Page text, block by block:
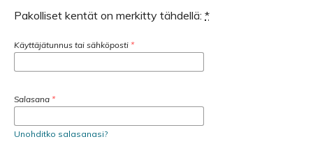
Pakolliset kentät on merkitty tähdellä: *
Käyttäjätunnus tai sähköposti *
Salasana *
Unohditko salasanasi?